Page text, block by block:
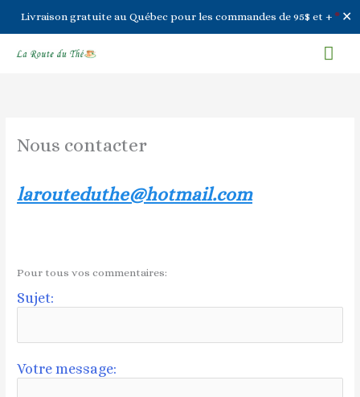
Livraison gratuite au Québec pour les commandes de 95$ et + * ✕
Nous contacter
larouteduthe@hotmail.com
Pour tous vos commentaires:
Sujet:
Votre message: